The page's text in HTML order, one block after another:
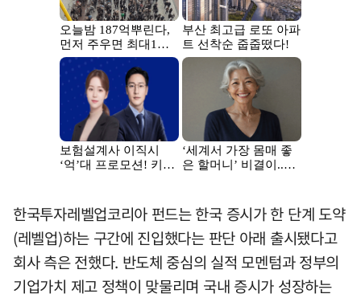
한국투자레벨업코리아 펀드는 한국 증시가 한 단계 도약
(레벨업)하는 구간에 진입했다는 판단 아래 출시됐다고
회사 측은 전했다. 반도체 중심의 실적 모멘텀과 정부의
기업가치 제고 정책이 맞물리며 국내 증시가 성장하는